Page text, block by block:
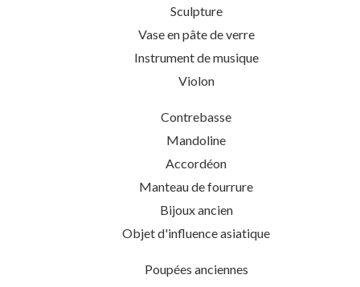
Sculpture
Vase en pâte de verre
Instrument de musique
Violon
Contrebasse
Mandoline
Accordéon
Manteau de fourrure
Bijoux ancien
Objet d'influence asiatique
Poupées anciennes